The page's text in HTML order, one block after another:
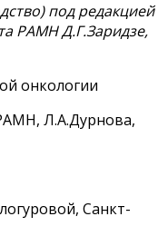
под редакцией
РАМН Д.Г.Заридзе,
онкологии
Л.А.Дурнова,
Санкт-